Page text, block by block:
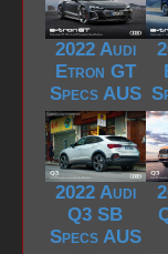
2022 Audi
Etron GT
Specs AUS
2022 Audi
Q3 SB
Specs AUS